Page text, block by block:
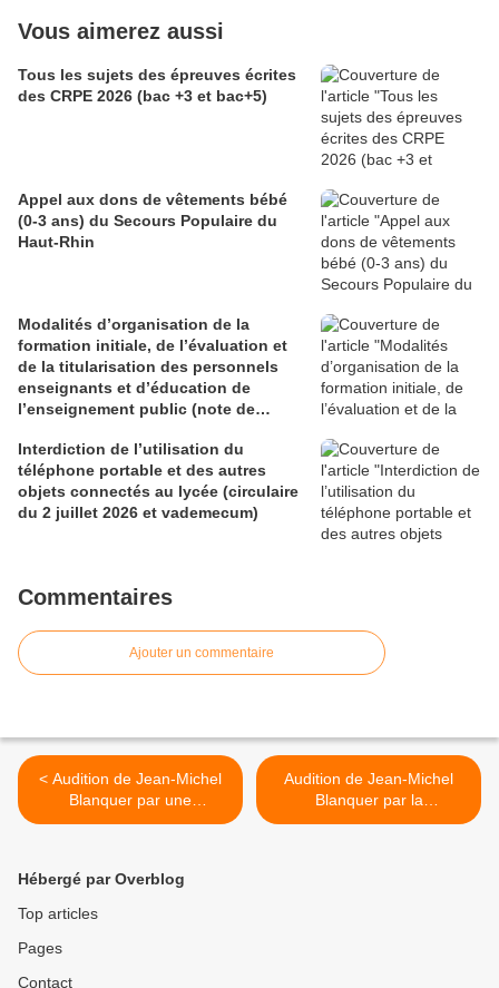
Vous aimerez aussi
Tous les sujets des épreuves écrites
des CRPE 2026 (bac +3 et bac+5)
Appel aux dons de vêtements bébé
(0-3 ans) du Secours Populaire du
Haut-Rhin
Modalités d’organisation de la
formation initiale, de l’évaluation et
de la titularisation des personnels
enseignants et d’éducation de
l’enseignement public (note de
Interdiction de l’utilisation du
téléphone portable et des autres
objets connectés au lycée (circulaire
du 2 juillet 2026 et vademecum)
Commentaires
Ajouter un commentaire
< Audition de Jean-Michel
Blanquer par une
commission de l'Assemblée
Audition de Jean-Michel
Blanquer par la
Commission des finances
Hébergé par Overblog
Top articles
Pages
Contact